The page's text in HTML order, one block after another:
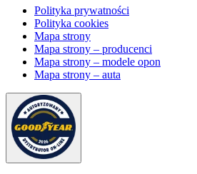
Polityka prywatności
Polityka cookies
Mapa strony
Mapa strony – producenci
Mapa strony – modele opon
Mapa strony – auta